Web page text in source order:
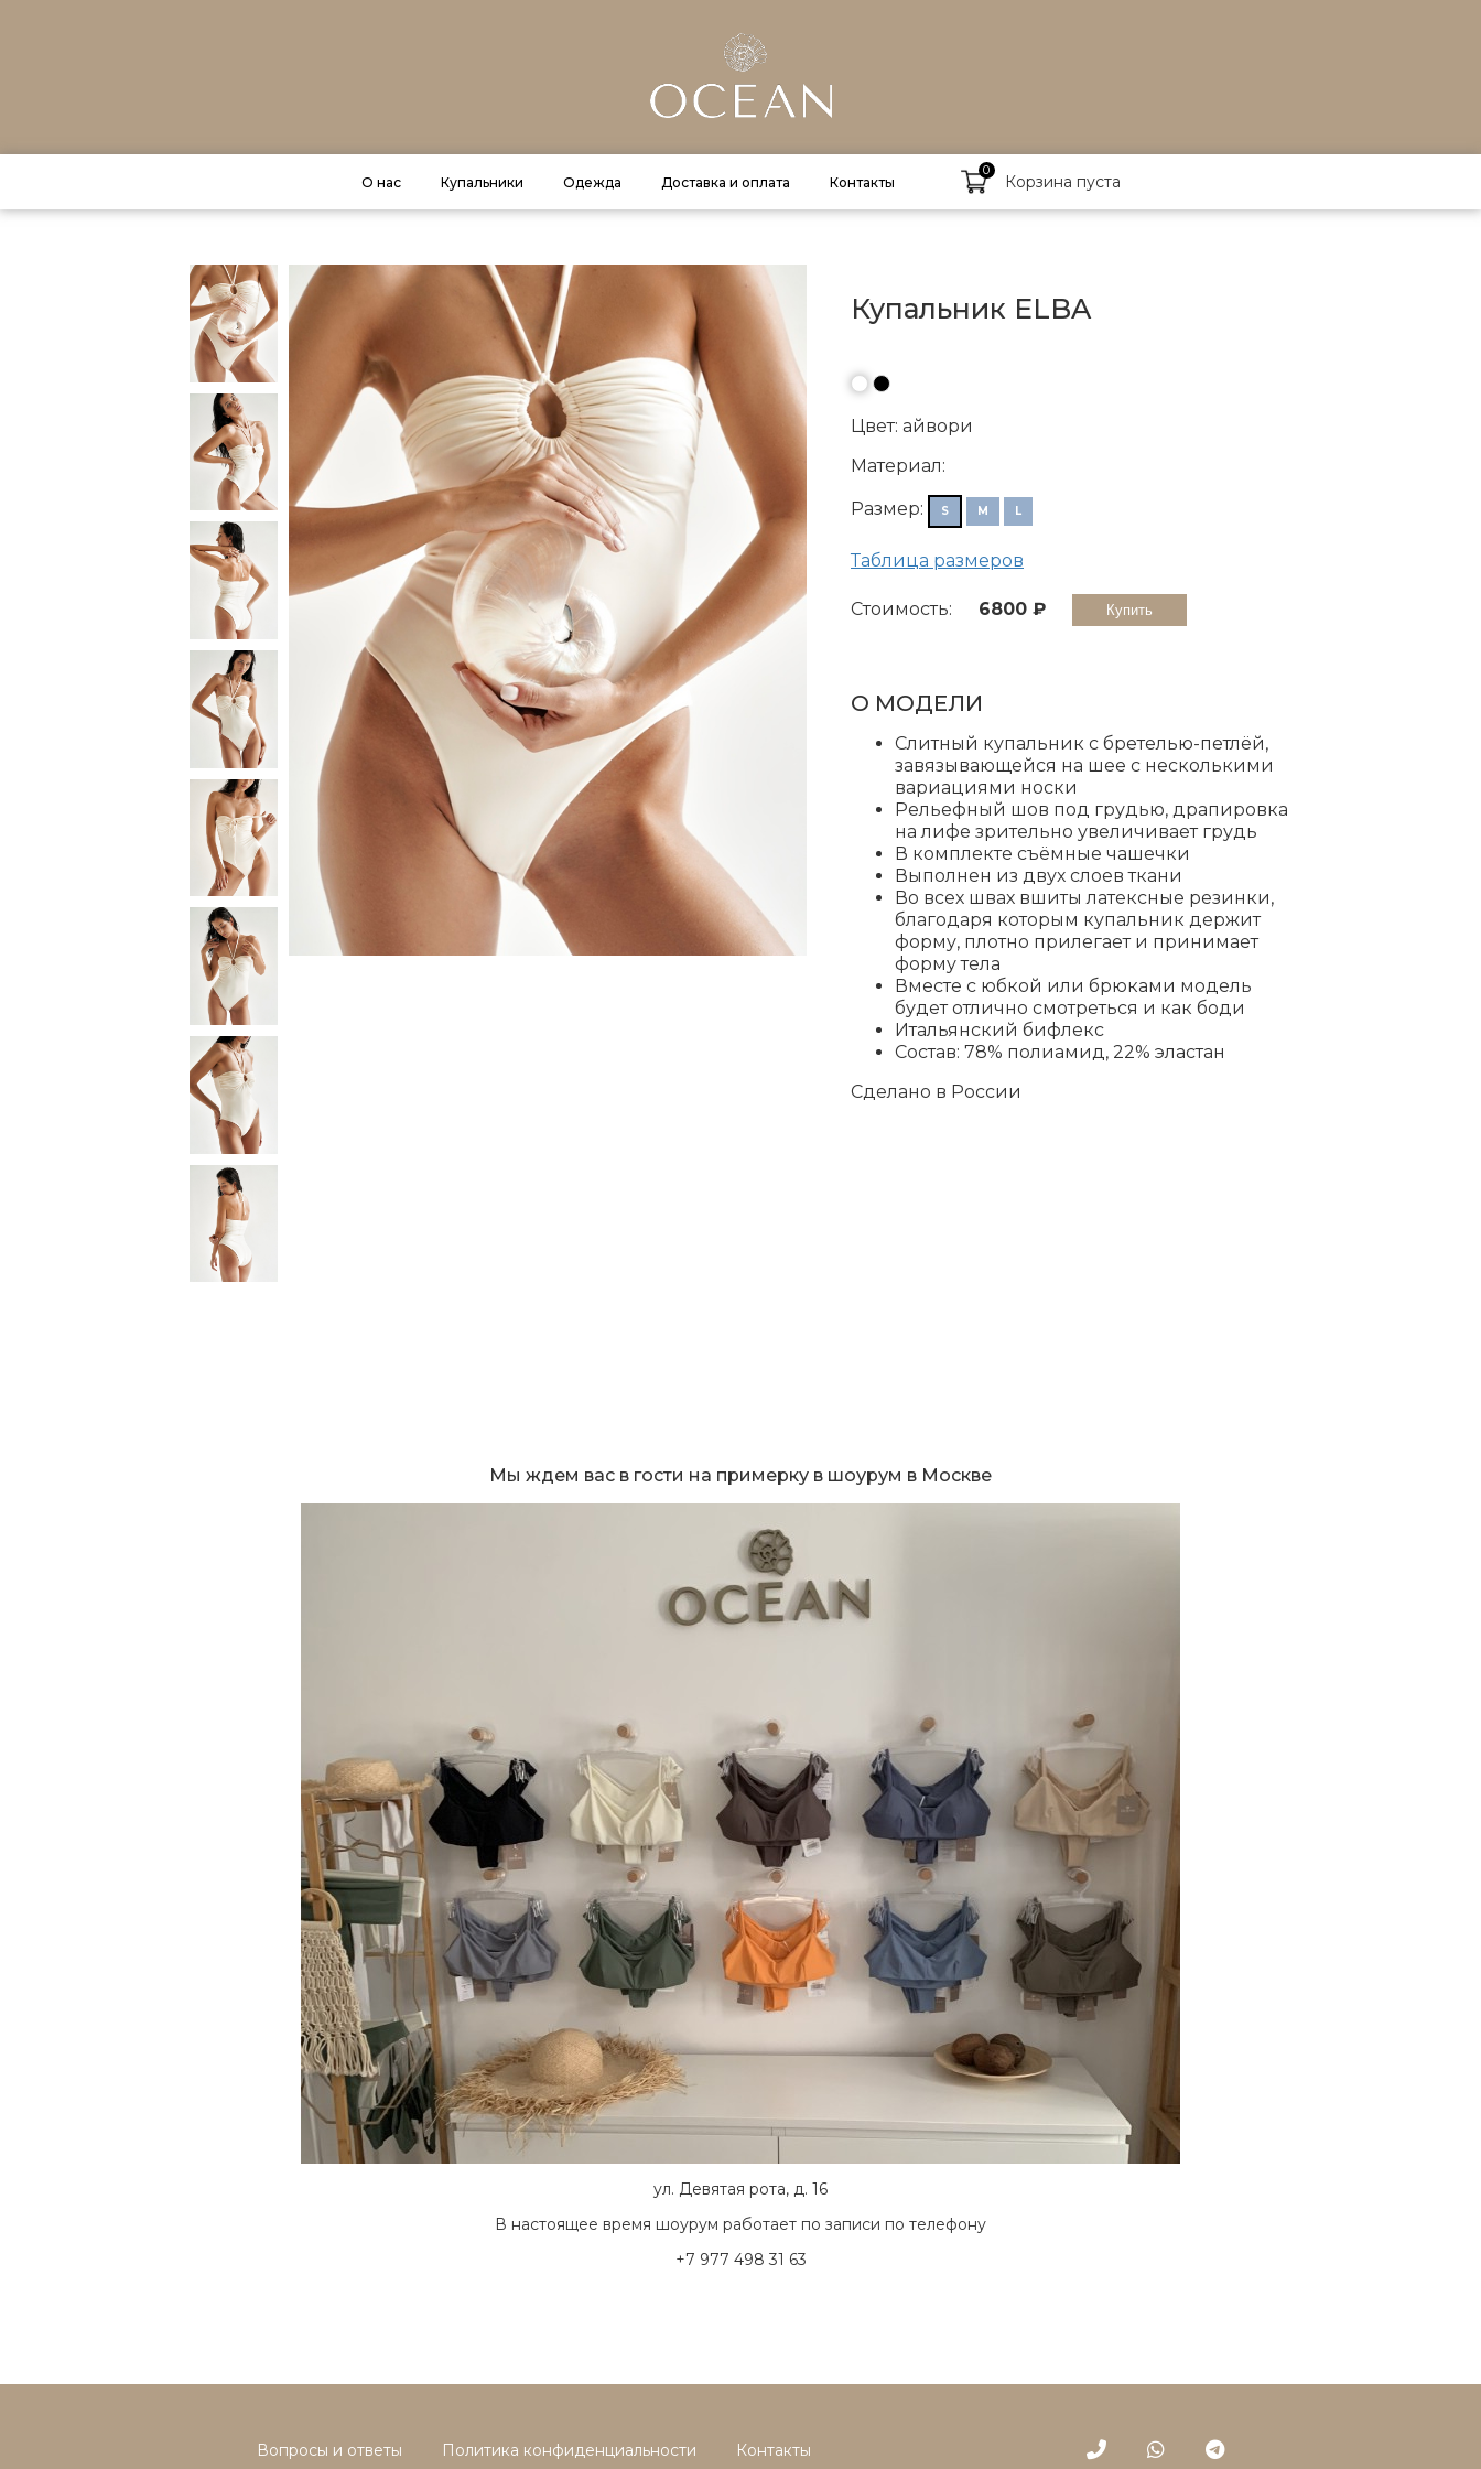
О нас Купальники Одежда Доставка и оплата Контакты
0
Корзина пуста
Купальник ELBA
● ●
Цвет: айвори
Материал:
Размер: S M L
Таблица размеров
Стоимость: 6800
О МОДЕЛИ
Слитный купальник с бретелью-петлёй,
завязывающейся на шее с несколькими
вариациями носки
Рельефный шов под грудью, драпировка
на лифе зрительно увеличивает грудь
В комплекте съёмные чашечки
Выполнен из двух слоев ткани
Во всех швах вшиты латексные резинки,
благодаря которым купальник держит
форму, плотно прилегает и принимает
форму тела
Вместе с юбкой или брюками модель
будет отлично смотреться и как боди
Итальянский бифлекс
Состав: 78% полиамид, 22% эластан
Сделано в России
Мы ждем вас в гости на примерку в шоурум в Москве
ул. Девятая рота, д. 16
В настоящее время шоурум работает по записи по телефону
+7 977 498 31 63
Вопросы и ответы Политика конфиденциальности Контакты